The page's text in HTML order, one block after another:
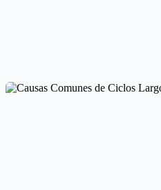
Frigorífico que se calienta: ¿Es